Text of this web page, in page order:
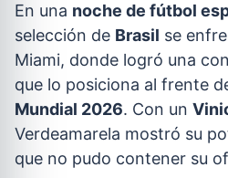
En una noche de fútbol
selección de Brasil se
Miami, donde logró una
que lo posiciona al frente
Mundial 2026. Con un
Verdeamarela mostró su
que no pudo contener su